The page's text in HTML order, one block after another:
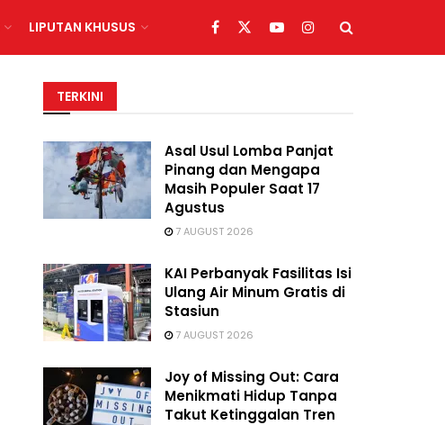
LIPUTAN KHUSUS
TERKINI
Asal Usul Lomba Panjat
Pinang dan Mengapa
Masih Populer Saat 17
Agustus
7 AUGUST 2026
KAI Perbanyak Fasilitas Isi
Ulang Air Minum Gratis di
Stasiun
7 AUGUST 2026
Joy of Missing Out: Cara
Menikmati Hidup Tanpa
Takut Ketinggalan Tren